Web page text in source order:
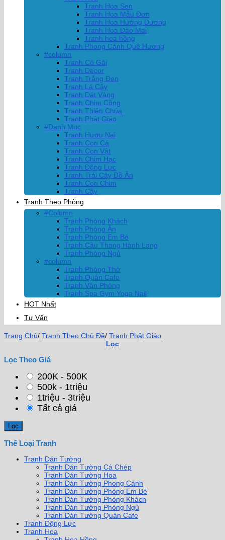
Tranh Hoa Sen
Tranh Hoa Mẫu Đơn
Tranh Hoa Hướng Dương
Tranh Hoa Đào Mai
Tranh hoa hồng
Tranh Phong Cảnh Quê Hương
#column
Tranh Cô Gái
Tranh Decor
Tranh Trắng Đen
Tranh Lá Cây
Tranh Dát Vàng
Tranh Chim Công
Tranh Thiên Chúa
Tranh Phật Giáo
#Danh Mục
Tranh Hươu Nai
Tranh Con Cá
Tranh Con Vật
Tranh Chim Hạc
Tranh Động Lực
Tranh Trái Cây Đồ Ăn
Tranh Con Chim
Tranh Cây
Tranh Theo Phòng
#Column
Tranh Phòng Khách
Tranh Phòng Ăn
Tranh Phòng Em Bé
Tranh Cầu Thang Hành Lang
Tranh Phòng Ngủ
#column
Tranh Phòng Thờ
Tranh Quán Cafe
Tranh Văn Phòng
Tranh Spa Gym Yoga Nail
HOT Nhất
Tư Vấn
Trang Chủ/ Tranh Theo Chủ Đề/ Tranh Phật Giáo
Lọc
Lọc Theo Giá
200K - 500K
500k - 1triệu
1triệu - 3triệu
Tất cả giá
Thể Loại Tranh
Tranh Dán Tường
Tranh Dán Tường Cá Chép
Tranh Dán Tường Hoa
Tranh Dán Tường Phong Cảnh
Tranh Dán Tường Phòng Em Bé
Tranh Dán Tường Phòng Khách
Tranh Dán Tường Phòng Ngủ
Tranh Dán Tường Quán Cafe
Tranh Động Lực
Tranh Hoa